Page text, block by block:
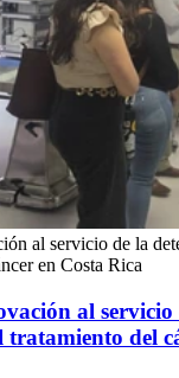
al servicio de la
en Costa Rica
al servicio
tratamiento del